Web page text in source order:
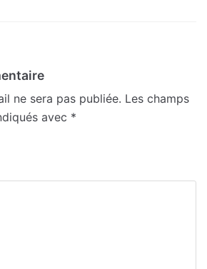
ne sera pas publiée. Les champs
avec *